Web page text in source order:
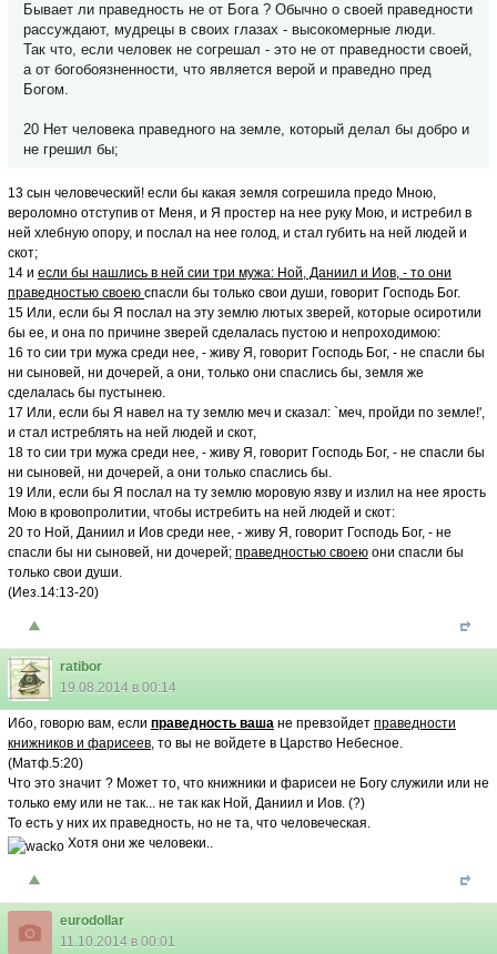
Бывает ли праведность не от Бога ? Обычно о своей праведности
рассуждают, мудрецы в своих глазах - высокомерные люди.
Так что, если человек не согрешал - это не от праведности своей,
а от богобоязненности, что является верой и праведно пред
Богом.
20 Нет человека праведного на земле, который делал бы добро и
не грешил бы;
13 сын человеческий! если бы какая земля согрешила предо Мною,
вероломно отступив от Меня, и Я простер на нее руку Мою, и истребил в
ней хлебную опору, и послал на нее голод, и стал губить на ней людей и
скот;
14 и если бы нашлись в ней сии три мужа: Ной, Даниил и Иов, - то они
праведностью своею спасли бы только свои души, говорит Господь Бог.
15 Или, если бы Я послал на эту землю лютых зверей, которые осиротили
бы ее, и она по причине зверей сделалась пустою и непроходимою:
16 то сии три мужа среди нее, - живу Я, говорит Господь Бог, - не спасли бы
ни сыновей, ни дочерей, а они, только они спаслись бы, земля же
сделалась бы пустынею.
17 Или, если бы Я навел на ту землю меч и сказал: `меч, пройди по земле!',
и стал истреблять на ней людей и скот,
18 то сии три мужа среди нее, - живу Я, говорит Господь Бог, - не спасли бы
ни сыновей, ни дочерей, а они только спаслись бы.
19 Или, если бы Я послал на ту землю моровую язву и излил на нее ярость
Мою в кровопролитии, чтобы истребить на ней людей и скот:
20 то Ной, Даниил и Иов среди нее, - живу Я, говорит Господь Бог, - не
спасли бы ни сыновей, ни дочерей; праведностью своею они спасли бы
только свои души.
(Иез.14:13-20)
ratibor
19.08.2014 в 00:14
Ибо, говорю вам, если праведность ваша не превзойдет праведности
книжников и фарисеев, то вы не войдете в Царство Небесное.
(Матф.5:20)
Что это значит ? Может то, что книжники и фарисеи не Богу служили или не
только ему или не так... не так как Ной, Даниил и Иов. (?)
То есть у них их праведность, но не та, что человеческая.
Хотя они же человеки..
eurodollar
11.10.2014 в 00:01